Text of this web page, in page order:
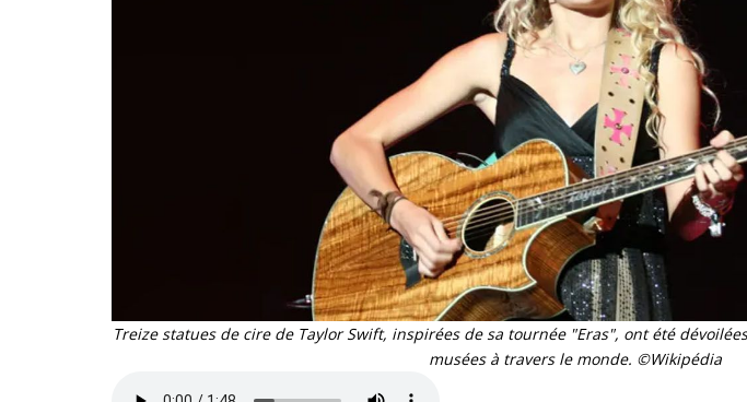
Treize statues de cire de Taylor Swift, inspirées de sa tournée "Eras", ont été
musées à travers le monde. ©Wikipédia